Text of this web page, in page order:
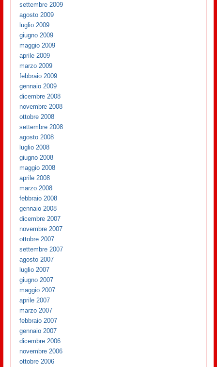
settembre 2009
agosto 2009
luglio 2009
giugno 2009
maggio 2009
aprile 2009
marzo 2009
febbraio 2009
gennaio 2009
dicembre 2008
novembre 2008
ottobre 2008
settembre 2008
agosto 2008
luglio 2008
giugno 2008
maggio 2008
aprile 2008
marzo 2008
febbraio 2008
gennaio 2008
dicembre 2007
novembre 2007
ottobre 2007
settembre 2007
agosto 2007
luglio 2007
giugno 2007
maggio 2007
aprile 2007
marzo 2007
febbraio 2007
gennaio 2007
dicembre 2006
novembre 2006
ottobre 2006